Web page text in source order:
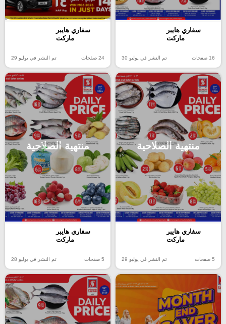
سفاري هايبر
ماركت
16 صفحات تم النشر في يوليو 30
سفاري هايبر
ماركت
24 صفحات تم النشر في يوليو 29
منتهية الصلاحية
سفاري هايبر
ماركت
5 صفحات تم النشر في يوليو 29
منتهية الصلاحية
سفاري هايبر
ماركت
5 صفحات تم النشر في يوليو 28